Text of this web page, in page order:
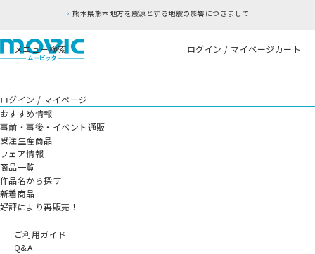
熊本県熊本地方を震源とする地震の影響につきまして
メニュー検索 ログイン / マイページカート
ログイン / マイページ
おすすめ情報
事前・事後・イベント通販
受注生産商品
フェア情報
商品一覧
作品名から探す
新着商品
好評により再販売！
ご利用ガイド
Q&A